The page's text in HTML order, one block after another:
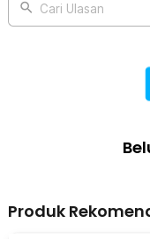
Mudah Dibersihkan
Tidak perlu teknik
menggunakan air
membantu Anda
Rincian yang Anda
Cari Ulasan
Produk